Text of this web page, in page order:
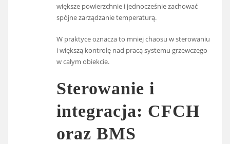
większe powierzchnie i jednocześnie zachować
spójne zarządzanie temperaturą.
W praktyce oznacza to mniej chaosu w sterowaniu
i większą kontrolę nad pracą systemu grzewczego
w całym obiekcie.
Sterowanie i
integracja: CFCH
oraz BMS